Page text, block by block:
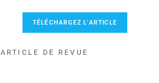
TÉLÉCHARGEZ L’ARTICLE
ARTICLE DE REVUE